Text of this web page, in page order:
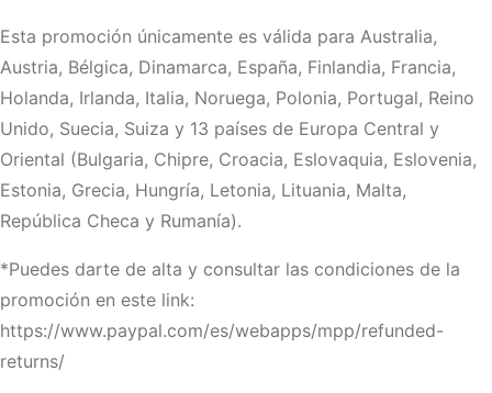
Esta promoción únicamente es válida para Australia,
Austria, Bélgica, Dinamarca, España, Finlandia, Francia,
Holanda, Irlanda, Italia, Noruega, Polonia, Portugal, Reino
Unido, Suecia, Suiza y 13 países de Europa Central y
Oriental (Bulgaria, Chipre, Croacia, Eslovaquia, Eslovenia,
Estonia, Grecia, Hungría, Letonia, Lituania, Malta,
República Checa y Rumanía).
*Puedes darte de alta y consultar las condiciones de la
promoción en este link:
https://www.paypal.com/es/webapps/mpp/refunded-
returns/